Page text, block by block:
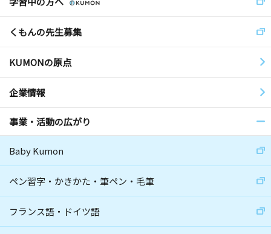
くもんの先生募集
KUMONの原点
企業情報
事業・活動の広がり
Baby Kumon
ペン習字・かきかた・筆ペン・毛筆
フランス語・ドイツ語